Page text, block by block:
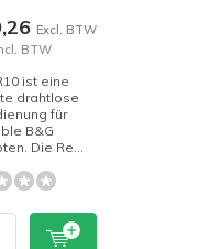
Excl. BTW
BTW
ist eine
drahtlose
für
B&G
Die Re...